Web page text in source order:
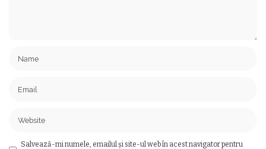
Salvează-mi numele, emailul și site-ul web în acest navigator pentru